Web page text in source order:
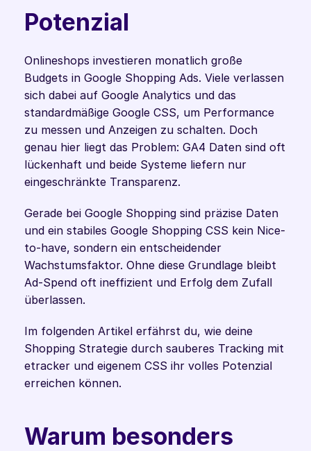
Potenzial
Onlineshops investieren monatlich große
Budgets in Google Shopping Ads. Viele verlassen
sich dabei auf Google Analytics und das
standardmäßige Google CSS, um Performance
zu messen und Anzeigen zu schalten. Doch
genau hier liegt das Problem: GA4 Daten sind oft
lückenhaft und beide Systeme liefern nur
eingeschränkte Transparenz.
Gerade bei Google Shopping sind präzise Daten
und ein stabiles Google Shopping CSS kein Nice-
to-have, sondern ein entscheidender
Wachstumsfaktor. Ohne diese Grundlage bleibt
Ad-Spend oft ineffizient und Erfolg dem Zufall
überlassen.
Im folgenden Artikel erfährst du, wie deine
Shopping Strategie durch sauberes Tracking mit
etracker und eigenem CSS ihr volles Potenzial
erreichen können.
Warum besonders